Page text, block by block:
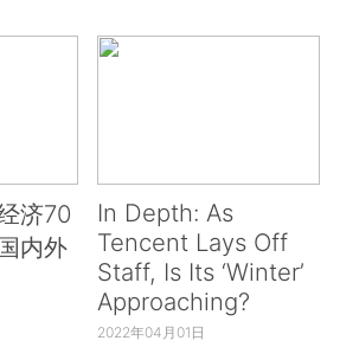
济70
内外
In Depth: As
Tencent Lays Off
Staff, Is Its ‘Winter’
Approaching?
2022年04月01日